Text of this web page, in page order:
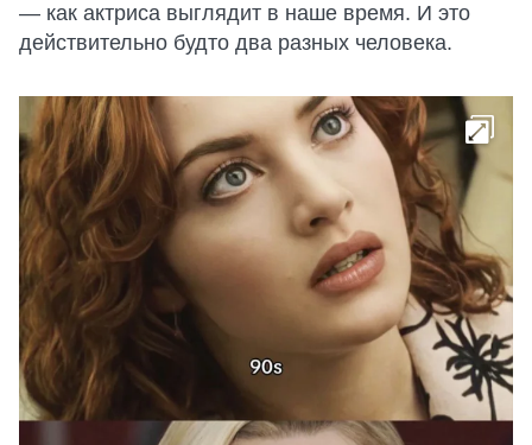
— как актриса выглядит в наше время. И это
действительно будто два разных человека.